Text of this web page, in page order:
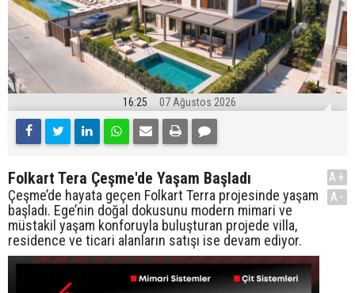
16:25 07 Ağustos 2026
Folkart Tera Çeşme'de Yaşam Başladı
Çeşme’de hayata geçen Folkart Terra projesinde yaşam
başladı. Ege’nin doğal dokusunu modern mimari ve
müstakil yaşam konforuyla buluşturan projede villa,
residence ve ticari alanların satışı ise devam ediyor.
A+
A-